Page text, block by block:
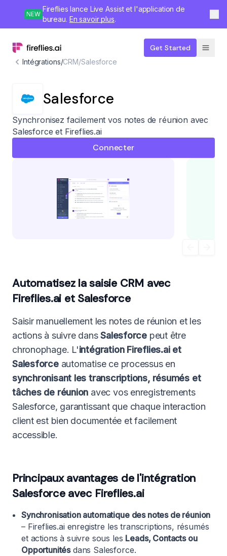
NEW
Fireflies lance Live Assist et l'application de
bureau. En savoir plus.
Get Started
Intégrations/CRM/Salesforce
Salesforce
Synchronisez facilement vos notes de réunion avec
Salesforce et Fireflies.ai
Connecter
Automatisez la saisie CRM avec
Fireflies.ai et Salesforce
Saisir manuellement les notes de réunion et les
actions à suivre dansSalesforcepeut être
chronophage. L'intégration Fireflies.ai et
Salesforceautomatise ce processus en
synchronisant les transcriptions, résumés et
tâches de réunion avec vos enregistrements
Salesforce, garantissant que chaque interaction
client est bien documentée et facilement
accessible.
Principaux avantages de l'intégration
Salesforce avec Fireflies.ai
Synchronisation automatique des notes de réunion
– Fireflies.ai enregistre les transcriptions, résumés
et actions à suivre sous les Leads, Contacts ou
Opportunitésdans Salesforce.